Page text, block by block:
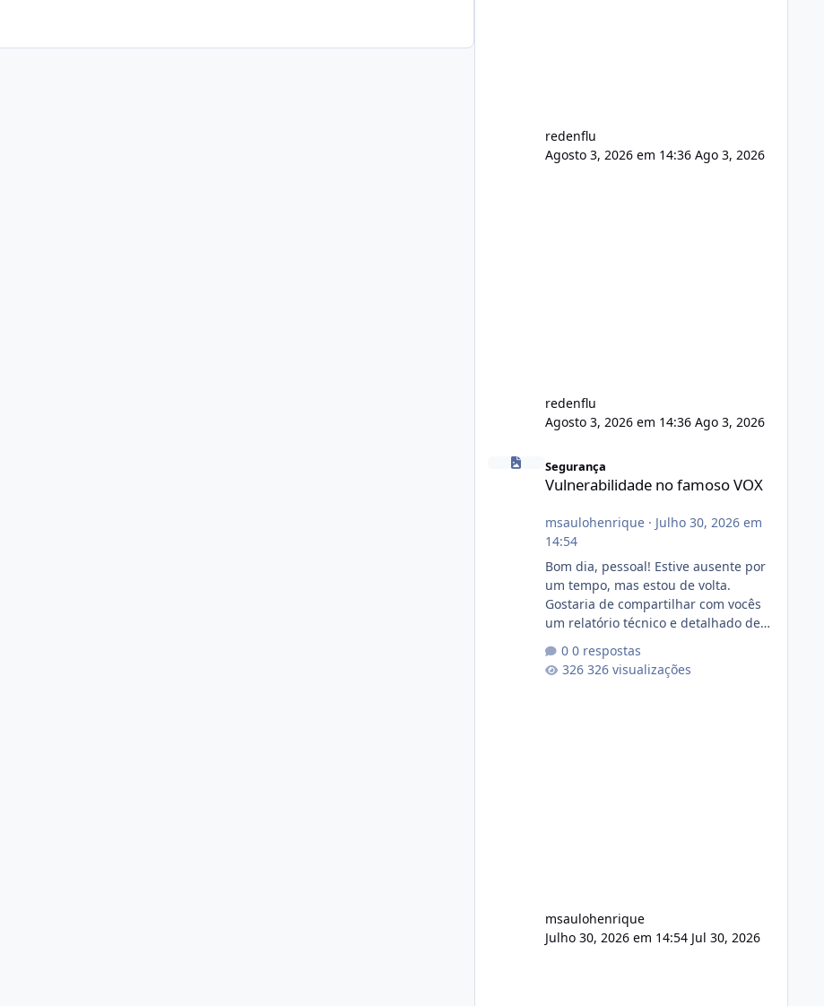
redenflu
Agosto 3, 2026 em 14:36 Ago 3, 2026
redenflu
Agosto 3, 2026 em 14:36 Ago 3, 2026
Vulnerabilidade no famoso VOX
Segurança
Vulnerabilidade no famoso VOX
msaulohenrique· Julho 30, 2026 em
14:54
Bom dia, pessoal! Estive ausente por
um tempo, mas estou de volta.
Gostaria de compartilhar com vocês
um relatório técnico e detalhado de
conformidade referente
ao VOXPANEL (versão atualmente em
0 respostas
326 visualizações
msaulohenrique
Julho 30, 2026 em 14:54 Jul 30, 2026